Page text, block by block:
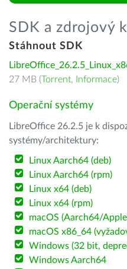
SDK a zdrojový
Stáhnout SDK
27 MB (Torrent, Informace)
Operační systémy
LibreOffice 26.2.5 je k
systémy/architektury:
Linux Aarch64 (deb)
Linux Aarch64 (rpm)
Linux x64 (deb)
Linux x64 (rpm)
macOS (Aarch64/
macOS x86_64
Windows (32 bit,
Windows Aarch64